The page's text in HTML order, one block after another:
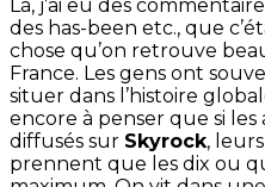
Là, j’ai eu des
des has-been etc., que
chose qu’on retrouve
France. Les gens ont
situer dans l’histoire
encore à penser que si
diffusés sur Skyrock,
prennent que les dix ou